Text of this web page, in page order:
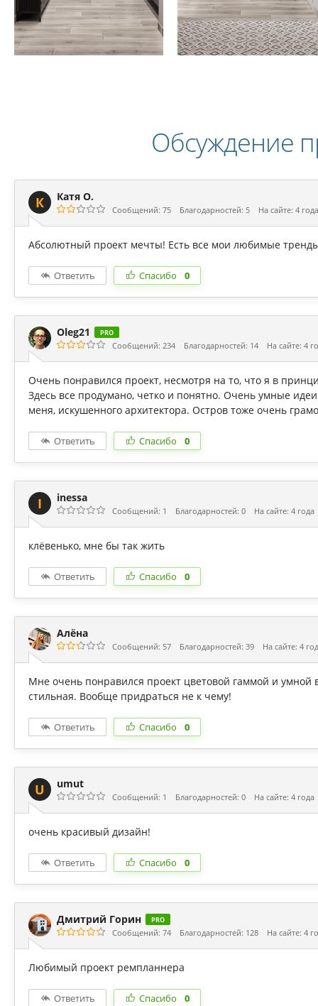
Обсуждение
К Катя О.
Сообщений: 75 Благодарностей: 5 На сайте: 4 года
Абсолютный проект мечты! Есть все мои любимые
Ответить Спасибо 0
Oleg21 PRO
Сообщений: 234 Благодарностей: 14 На сайте: 4
Очень понравился проект, несмотря на то, что я в
Здесь все продумано, четко и понятно. Очень умные
меня, искушенного архитектора. Остров тоже очень
Ответить Спасибо 0
I inessa
Сообщений: 1 Благодарностей: 0 На сайте: 4 года
клёвенько, мне бы так жить
Ответить Спасибо 0
Алёна
Сообщений: 57 Благодарностей: 39 На сайте: 4
Мне очень понравился проект цветовой гаммой и умной
стильная. Вообще придраться не к чему!
Ответить Спасибо 0
U umut
Сообщений: 1 Благодарностей: 0 На сайте: 4 года
очень красивый дизайн!
Ответить Спасибо 0
Дмитрий Горин PRO
Сообщений: 74 Благодарностей: 128 На сайте: 4
Любимый проект ремпланнера
Ответить Спасибо 0